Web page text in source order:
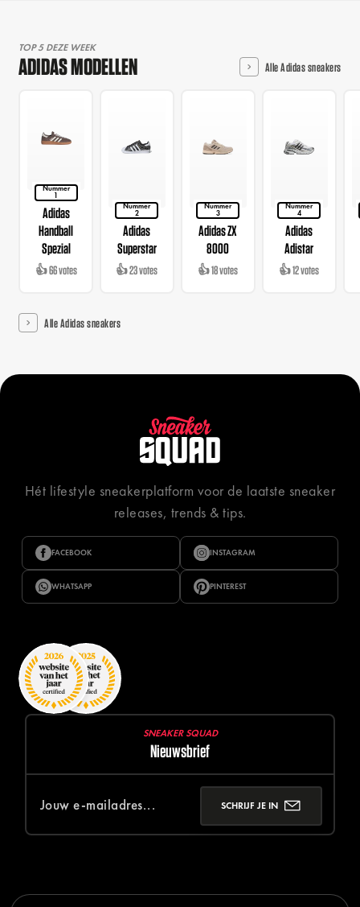
TOP 5 DEZE WEEK
ADIDAS MODELLEN Alle Adidas sneakers
Nummer
1
Adidas
Handball
Spezial
👍 66 votes
Nummer
2
Adidas
Superstar
👍 23 votes
Nummer
3
Adidas ZX
8000
👍 18 votes
Nummer
4
Adidas
Adistar
👍 12 votes
Alle Adidas sneakers
Hét lifestyle sneakerplatform voor de laatste sneaker
releases, trends & tips.
FACEBOOK INSTAGRAM
WHATSAPP PINTEREST
SNEAKER SQUAD
Nieuwsbrief
SCHRIJF JE IN